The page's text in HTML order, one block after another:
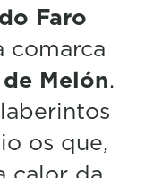
Faro
comarca
Melón.
os que,